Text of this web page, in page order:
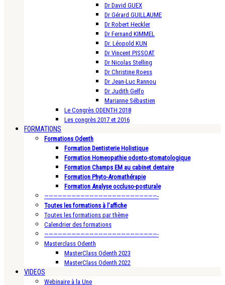
Dr David GUEX
Dr Gérard GUILLAUME
Dr Robert Heckler
Dr Fernand KIMMEL
Dr. Léopold KUN
Dr Vincent PISSOAT
Dr Nicolas Stelling
Dr Christine Roess
Dr Jean-Luc Rannou
Dr Judith Gelfo
Marianne Sébastien
Le Congrès ODENTH 2018
Les congrès 2017 et 2016
FORMATIONS
Formations Odenth
Formation Dentisterie Holistique
Formation Homeopathie odonto-stomatologique
Formation Champs EM au cabinet dentaire
Formation Phyto-Aromathérapie
Formation Analyse occluso-posturale
—————————————————————————-
Toutes les formations à l’affiche
Toutes les formations par thème
Calendrier des formations
—————————————————————————-
Masterclass Odenth
MasterClass Odenth 2023
MasterClass Odenth 2022
VIDEOS
Webinaire à la Une